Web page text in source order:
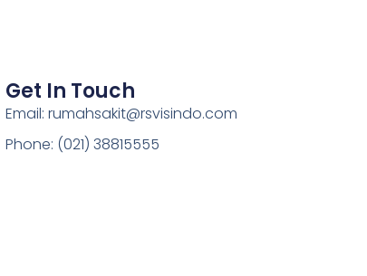
Get In Touch
Email: rumahsakit@rsvisindo.com
Phone: (021) 38815555